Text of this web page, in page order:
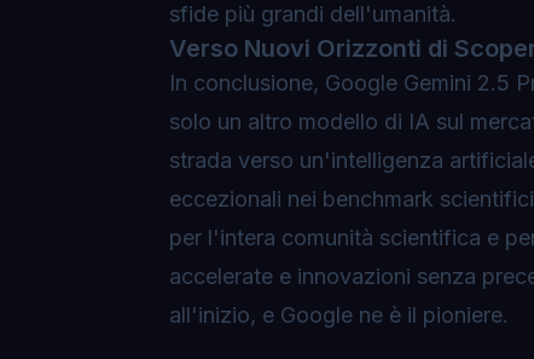
sfide più grandi dell'umanità.
Verso Nuovi Orizzonti di
In conclusione, Google Gemini 2.5
solo un altro modello di IA sul
strada verso un'intelligenza
eccezionali nei benchmark
per l'intera comunità scientifica e
accelerate e innovazioni senza
all'inizio, e Google ne è il pioniere.